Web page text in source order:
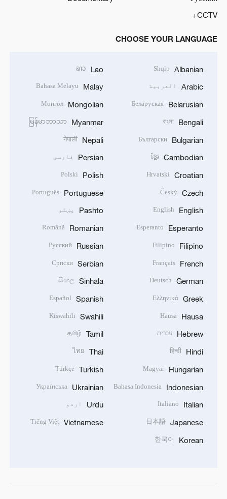
CCTV+
CHOOSE YOUR LANGUAGE
Albanian
Shqip
Arabic العربية
Belarusian
Беларуская
Bengali
বাংলা
Bulgarian
Български
Cambodian
ខ្មែរ
Croatian
Hrvatski
Czech
Český
English
English
Esperanto
Esperanto
Filipino
Filipino
French
Français
German
Deutsch
Greek
Ελληνικά
Hausa
Hausa
Hebrew עברית
Hindi
हिन्दी
Hungarian
Magyar
Indonesian
Bahasa Indonesia
Italian
Italiano
Japanese
日本語
Korean
한국어
Lao
ລາວ
Malay
Bahasa Melayu
Mongolian
Монгол
Myanmar
မြန်မာဘာသာ
Nepali
नेपाली
Persian فارسی
Polish
Polski
Portuguese
Português
Pashto پښتو
Romanian
Română
Russian
Русский
Serbian
Српски
Sinhala
සිංහල
Spanish
Español
Swahili
Kiswahili
Tamil
தமிழ்
Thai
ไทย
Turkish
Türkçe
Ukrainian
Українська
Urdu اردو
Vietnamese
Tiếng Việt